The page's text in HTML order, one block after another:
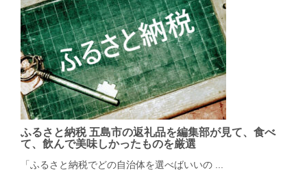
ふるさと納税 五島市の返礼品を編集部が見て、食べ
て、飲んで美味しかったものを厳選
「ふるさと納税でどの自治体を選べばいいの ...